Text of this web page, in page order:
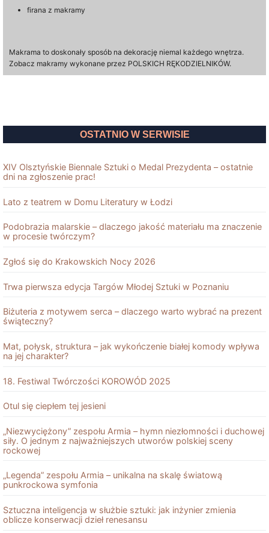
firana z makramy
Makrama to doskonały sposób na dekorację niemal każdego wnętrza.
Zobacz makramy wykonane przez POLSKICH RĘKODZIELNIKÓW.
OSTATNIO W SERWISIE
XIV Olsztyńskie Biennale Sztuki o Medal Prezydenta – ostatnie
dni na zgłoszenie prac!
Lato z teatrem w Domu Literatury w Łodzi
Podobrazia malarskie – dlaczego jakość materiału ma znaczenie
w procesie twórczym?
Zgłoś się do Krakowskich Nocy 2026
Trwa pierwsza edycja Targów Młodej Sztuki w Poznaniu
Biżuteria z motywem serca – dlaczego warto wybrać na prezent
świąteczny?
Mat, połysk, struktura – jak wykończenie białej komody wpływa
na jej charakter?
18. Festiwal Twórczości KOROWÓD 2025
Otul się ciepłem tej jesieni
„Niezwyciężony” zespołu Armia – hymn niezłomności i duchowej
siły. O jednym z najważniejszych utworów polskiej sceny
rockowej
„Legenda” zespołu Armia – unikalna na skalę światową
punkrockowa symfonia
Sztuczna inteligencja w służbie sztuki: jak inżynier zmienia
oblicze konserwacji dzieł renesansu